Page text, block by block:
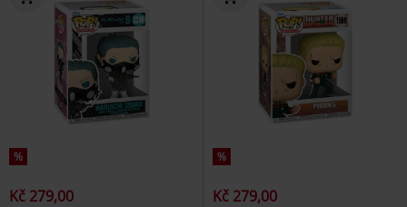
%
Kč 279,00
%
Kč 279,00